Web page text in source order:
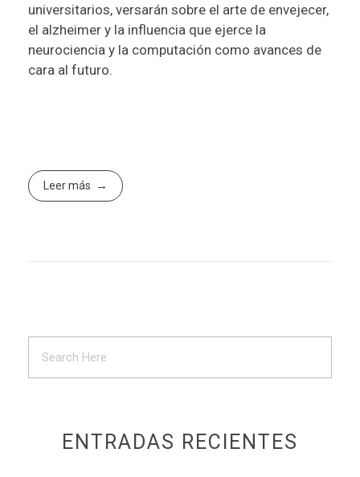
universitarios, versarán sobre el arte de envejecer,
el alzheimer y la influencia que ejerce la
neurociencia y la computación como avances de
cara al futuro.
Leer más
ENTRADAS RECIENTES